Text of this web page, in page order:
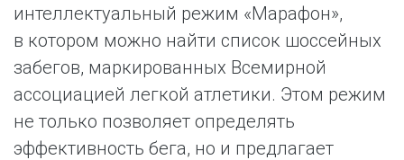
интеллектуальный режим «Марафон»,
в котором можно найти список шоссейных
забегов, маркированных Всемирной
ассоциацией легкой атлетики. Этом режим
не только позволяет определять
эффективность бега, но и предлагает